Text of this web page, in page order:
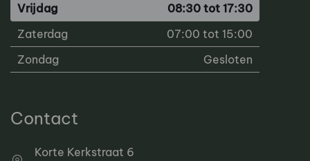
Vrijdag
08:30 tot 17:30
Zaterdag
07:00 tot 15:00
Zondag
Gesloten
Contact
Korte Kerkstraat 6